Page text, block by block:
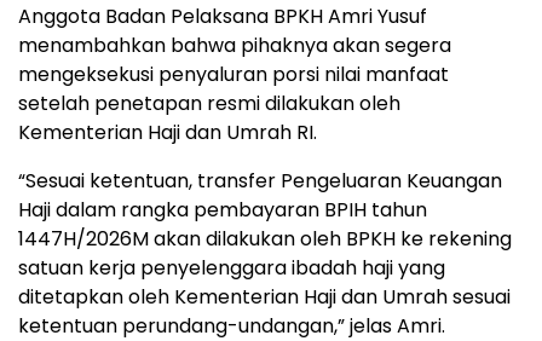
Anggota Badan Pelaksana BPKH Amri Yusuf
menambahkan bahwa pihaknya akan segera
mengeksekusi penyaluran porsi nilai manfaat
setelah penetapan resmi dilakukan oleh
Kementerian Haji dan Umrah RI.
“Sesuai ketentuan, transfer Pengeluaran Keuangan
Haji dalam rangka pembayaran BPIH tahun
1447H/2026M akan dilakukan oleh BPKH ke rekening
satuan kerja penyelenggara ibadah haji yang
ditetapkan oleh Kementerian Haji dan Umrah sesuai
ketentuan perundang-undangan,” jelas Amri.